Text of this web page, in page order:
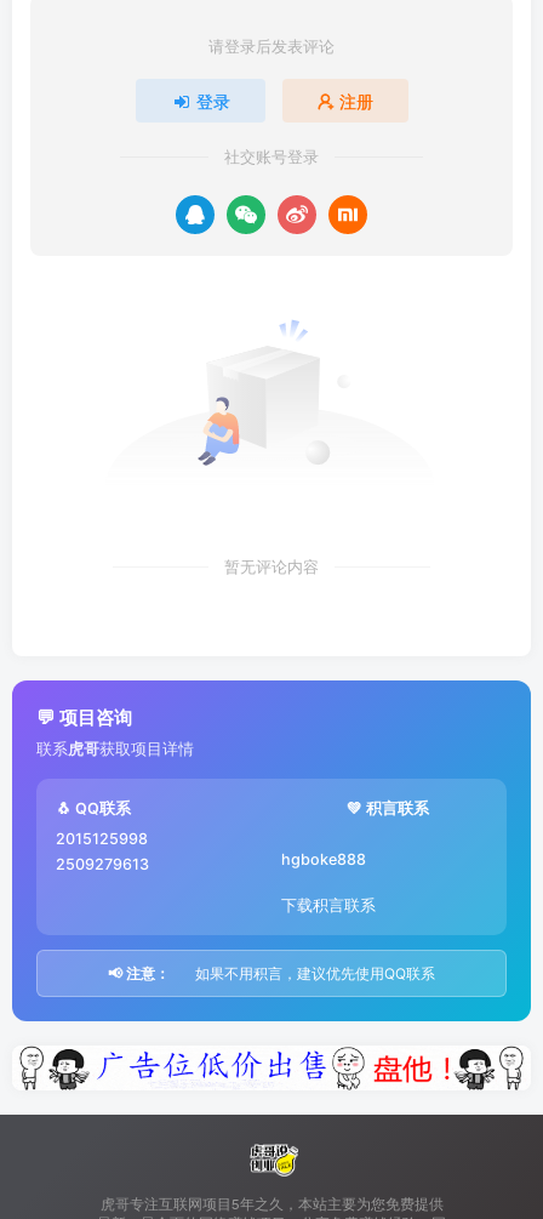
请登录后发表评论
登录 注册
社交账号登录
暂无评论内容
💬 项目咨询
联系 虎哥获取项目详情
🐧 QQ联系
2015125998
2509279613
💚 积言联系
hgboke888
下载积言联系
📢 注意： 如果不用积言，建议优先使用QQ联系
虎哥专注互联网项目5年之久，本站主要为您免费提供